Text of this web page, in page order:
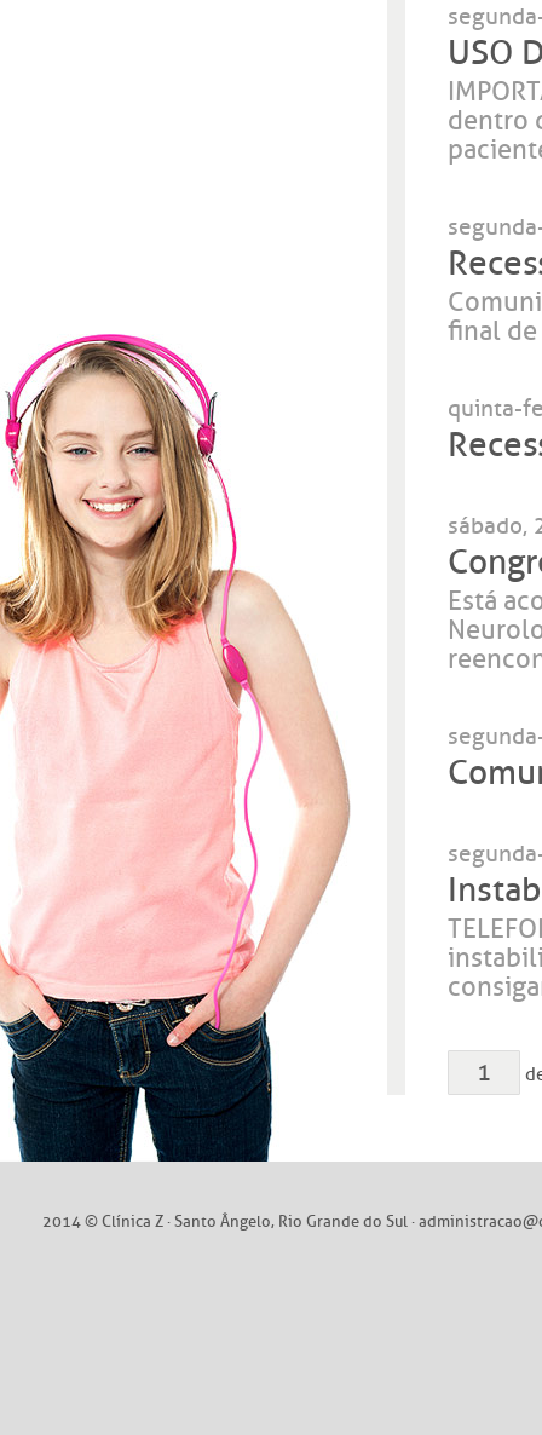
USO
dentro
final de
quinta-
sábado,
Está
2014 © Clínica Z · Santo Ângelo, Rio Grande do Sul ·